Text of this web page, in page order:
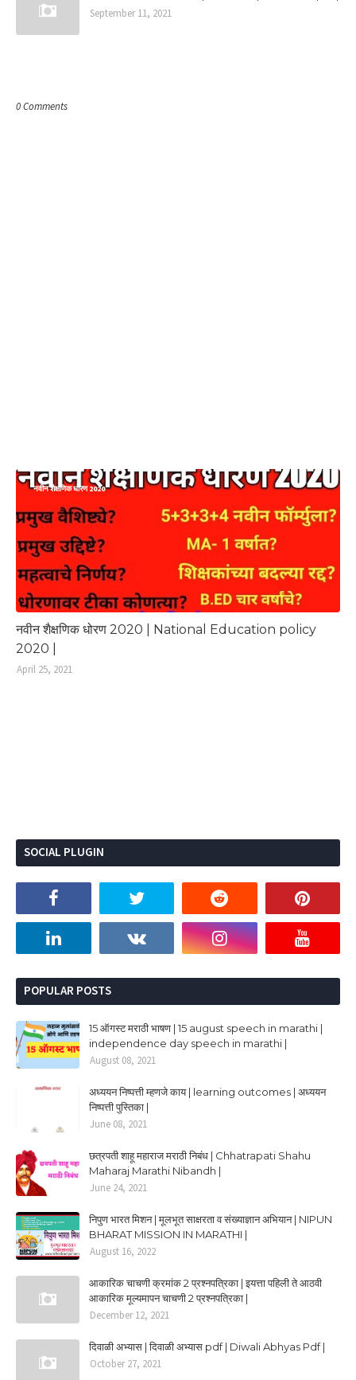
September 11, 2021
0 Comments
नवीन शैक्षणिक धोरण 2020
नवीन शैक्षणिक धोरण 2020 | National Education policy
2020 |
April 25, 2021
SOCIAL PLUGIN
POPULAR POSTS
15 ऑगस्ट मराठी भाषण | 15 august speech in marathi |
independence day speech in marathi |
August 08, 2021
अध्ययन निष्पत्ती म्हणजे काय | learning outcomes | अध्ययन
निष्पत्ती पुस्तिका |
June 08, 2021
छत्रपती शाहू महाराज मराठी निबंध | Chhatrapati Shahu
Maharaj Marathi Nibandh |
June 24, 2021
निपुण भारत मिशन | मूलभूत साक्षरता व संख्याज्ञान अभियान | NIPUN
BHARAT MISSION IN MARATHI |
August 16, 2022
आकारिक चाचणी क्रमांक 2 प्रश्नपत्रिका | इयत्ता पहिली ते आठवी
आकारिक मूल्यमापन चाचणी 2 प्रश्नपत्रिका |
December 12, 2021
दिवाळी अभ्यास | दिवाळी अभ्यास pdf | Diwali Abhyas Pdf |
October 27, 2021